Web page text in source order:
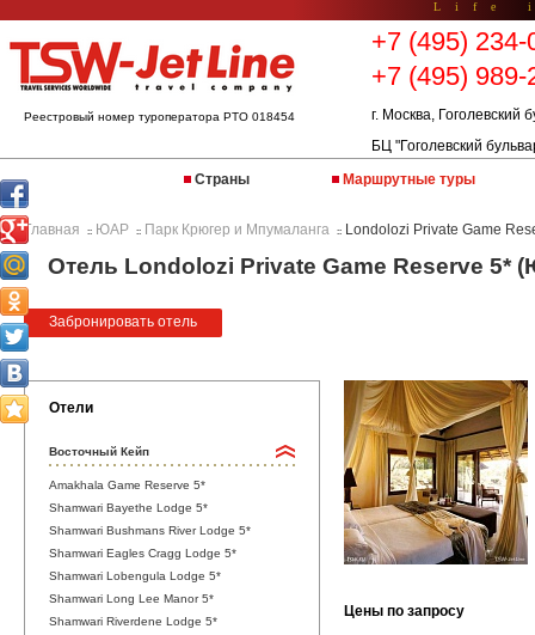
Life
Реестровый номер туроператора РТО 018454
+7 (495) 234-
+7 (495) 989-
г. Москва, Гоголевский
БЦ "Гоголевский
Страны
Маршрутные туры
Главная :: ЮАР :: Парк Крюгер и Мпумаланга :: Londolozi Private Game
Отель Londolozi Private Game Reserve 5*
Забронировать отель
Отели
Восточный Кейп
Amakhala Game Reserve 5*
Shamwari Bayethe Lodge 5*
Shamwari Bushmans River Lodge 5*
Shamwari Eagles Cragg Lodge 5*
Shamwari Lobengula Lodge 5*
Shamwari Long Lee Manor 5*
Shamwari Riverdene Lodge 5*
Цены по запросу